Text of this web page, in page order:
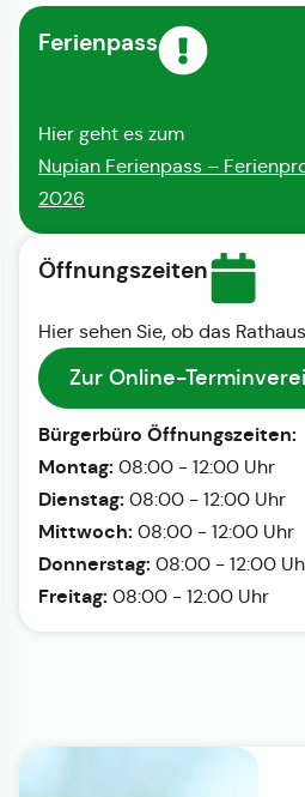
Ferienpass
Hier geht es zum
Nupian Ferienpass –
2026
Öffnungszeiten
Hier sehen Sie, ob das
Zur Online-
Bürgerbüro Öffnungszeiten:
Montag: 08:00 - 12:00 Uhr
Dienstag: 08:00 - 12:00 Uhr
Mittwoch: 08:00 - 12:00 Uhr
Donnerstag: 08:00 - 12:00
Freitag: 08:00 - 12:00 Uhr